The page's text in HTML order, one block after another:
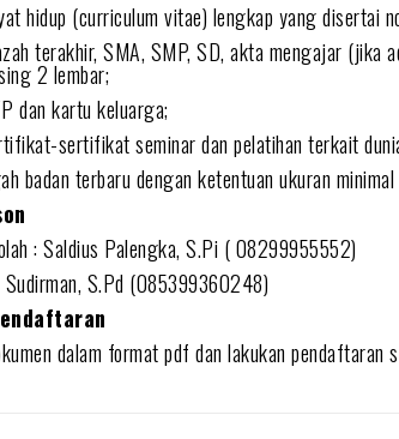
hidup (curriculum vitae) lengkap yang disertai
terakhir, SMA, SMP, SD, akta mengajar (jika
2 lembar;
dan kartu keluarga;
sertifikat seminar dan pelatihan terkait
badan terbaru dengan ketentuan ukuran
: Saldius Palengka, S.Pi ( 08299955552)
Sudirman, S.Pd (085399360248)
dalam format pdf dan lakukan